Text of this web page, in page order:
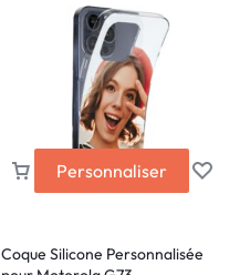
Personnaliser
Coque Silicone Personnalisée